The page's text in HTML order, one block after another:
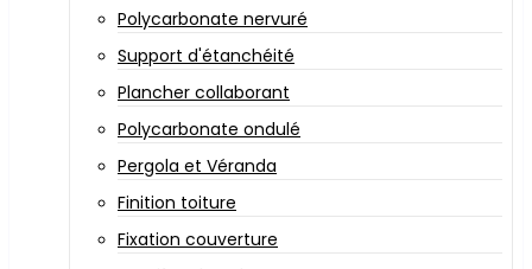
Polycarbonate nervuré
Support d'étanchéité
Plancher collaborant
Polycarbonate ondulé
Pergola et Véranda
Finition toiture
Fixation couverture